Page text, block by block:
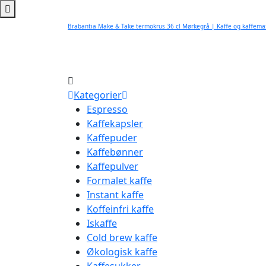
Brabantia Make & Take termokrus 36 cl Mørkegrå | Kaffe og
Kategorier
Espresso
Kaffekapsler
Kaffepuder
Kaffebønner
Kaffepulver
Formalet kaffe
Instant kaffe
Koffeinfri kaffe
Iskaffe
Cold brew kaffe
Økologisk kaffe